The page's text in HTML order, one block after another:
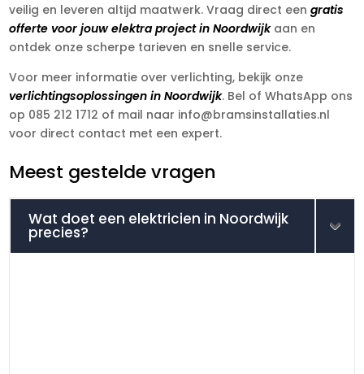
veilig en leveren altijd maatwerk. Vraag direct eengratis
offerte voor jouw elektra project in Noordwijkaan en
ontdek onze scherpe tarieven en snelle service.
Voor meer informatie over verlichting, bekijk onze
verlichtingsoplossingen in Noordwijk. Bel of WhatsApp ons
op 085 212 1712 of mail naar info@bramsinstallaties.nl
voor direct contact met een expert.
Meest gestelde vragen
Wat doet een elektricien in Noordwijk
precies?